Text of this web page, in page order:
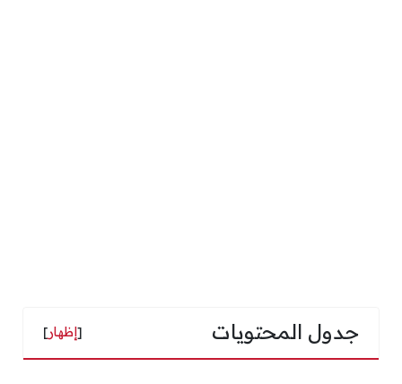
جدول المحتويات [إظهار]